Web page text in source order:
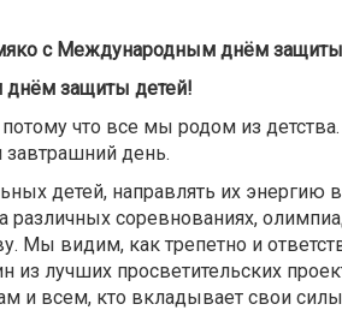
с Международным днём
защиты детей!
потому что все мы родом из
завтрашний день.
детей, направлять их
соревнованиях,
Мы видим, как трепетно и
лучших просветительских
и всем, кто вкладывает свои